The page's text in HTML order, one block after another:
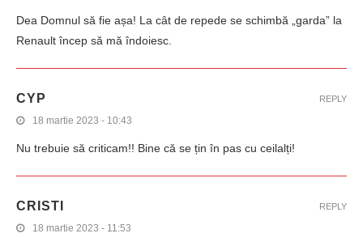
Dea Domnul să fie așa! La cât de repede se schimbă „garda” la
Renault încep să mă îndoiesc.
CYP
18 martie 2023 - 10:43
Nu trebuie să criticam!! Bine că se țin în pas cu ceilalți!
REPLY
CRISTI
18 martie 2023 - 11:53
REPLY